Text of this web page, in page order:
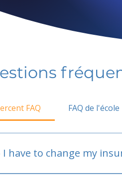
FAQ FAQ de l'école
I have to change my